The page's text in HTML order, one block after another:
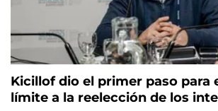
Kicillof dio el primer paso para
límite a la reelección de los